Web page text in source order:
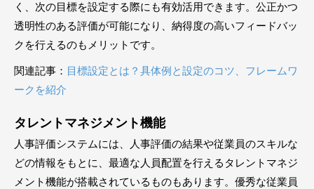
く、次の目標を設定する際にも有効活用できます。公正かつ
透明性のある評価が可能になり、納得度の高いフィードバッ
クを行えるのもメリットです。
関連記事： 目標設定とは？具体例と設定のコツ、フレームワ
ークを紹介
タレントマネジメント機能
人事評価システムには、人事評価の結果や従業員のスキルな
どの情報をもとに、最適な人員配置を行えるタレントマネジ
メント機能が搭載されているものもあります。優秀な従業員